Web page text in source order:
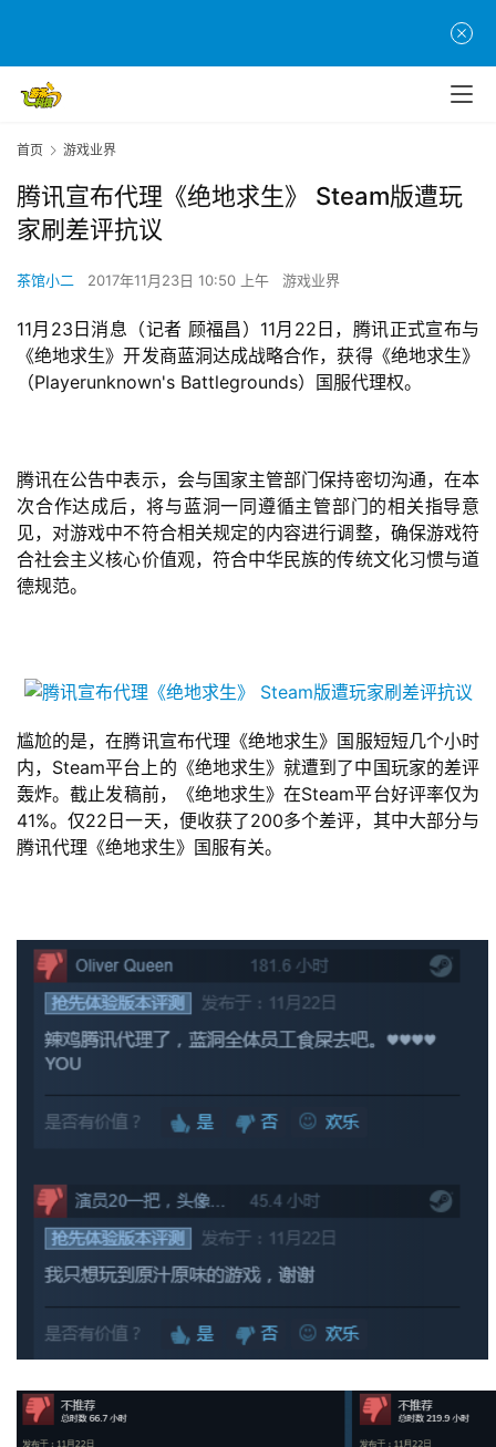
首
页
茶
原
手
机
机
游
戏
首页 游戏业界
腾讯宣布代理《绝地求生》 Steam版遭玩
家刷差评抗议
茶馆小二 2017年11月23日 10:50 上午 游戏业界
11月23日消息（记者 顾福昌）11月22日，腾讯正式宣布与
《绝地求生》开发商蓝洞达成战略合作，获得《绝地求生》
（Playerunknown's Battlegrounds）国服代理权。
腾讯在公告中表示，会与国家主管部门保持密切沟通，在本
次合作达成后，将与蓝洞一同遵循主管部门的相关指导意
见，对游戏中不符合相关规定的内容进行调整，确保游戏符
合社会主义核心价值观，符合中华民族的传统文化习惯与道
德规范。
尴尬的是，在腾讯宣布代理《绝地求生》国服短短几个小时
内，Steam平台上的《绝地求生》就遭到了中国玩家的差评
轰炸。截止发稿前，《绝地求生》在Steam平台好评率仅为
41%。仅22日一天，便收获了200多个差评，其中大部分与
腾讯代理《绝地求生》国服有关。